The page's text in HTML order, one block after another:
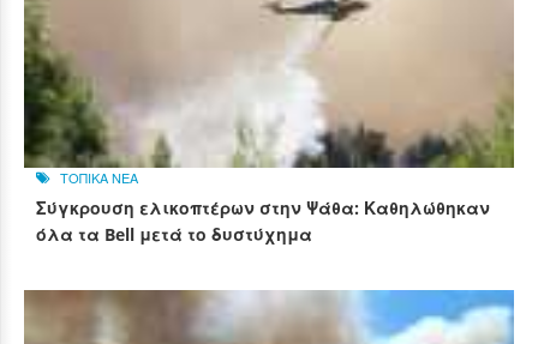
ΤΟΠΙΚΑ ΝΕΑ
Σύγκρουση ελικοπτέρων στην Ψάθα: Καθηλώθηκαν
όλα τα Bell μετά το δυστύχημα